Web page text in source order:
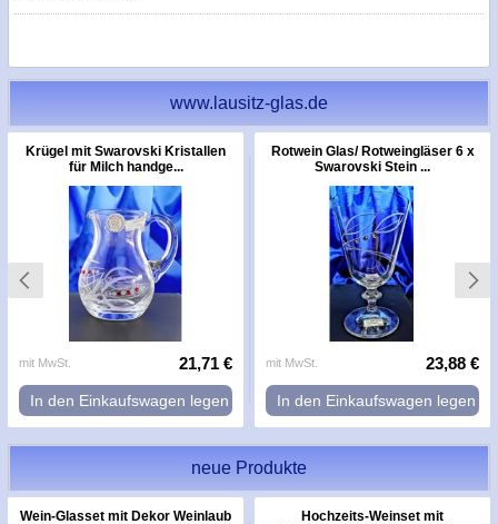
www.lausitz-glas.de
Krügel mit Swarovski Kristallen
für Milch handge...
mit MwSt. 21,71 €
In den Einkaufswagen legen
Rotwein Glas/ Rotweingläser 6 x
Swarovski Stein ...
mit MwSt. 23,88 €
In den Einkaufswagen legen
neue Produkte
Wein-Glasset mit Dekor Weinlaub
Hochzeits-Weinset mit